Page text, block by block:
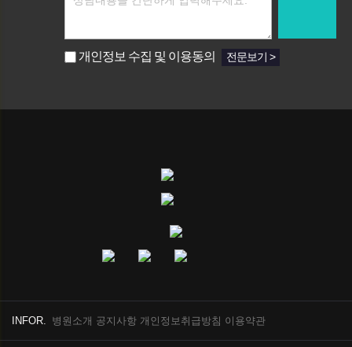
개인정보 수집 및 이용동의 전문보기 >
INFOR. 병원소개 공지사항 개인정보취급방침 이용약관